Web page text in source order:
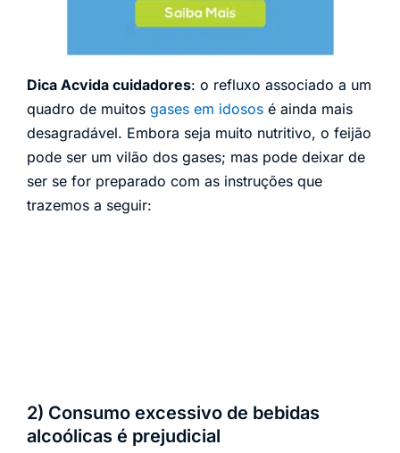
Dica Acvida cuidadores: o refluxo associado a um
quadro de muitos gases em idosos é ainda mais
desagradável. Embora seja muito nutritivo, o feijão
pode ser um vilão dos gases; mas pode deixar de
ser se for preparado com as instruções que
trazemos a seguir:
2) Consumo excessivo de bebidas
alcoólicas é prejudicial